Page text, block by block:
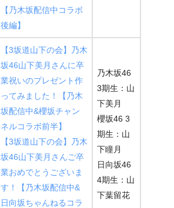
【乃木坂配信中コラボ
後編】
【3坂道山下の会】乃木
坂46山下美月さんに卒
業祝いのプレゼント作
ってみました！【乃木
坂配信中&櫻坂チャン
ネルコラボ前半】
【3坂道山下の会】乃木
坂46山下美月さんご卒
業おめでとうございま
す！【乃木坂配信中&
日向坂ちゃんねるコラ
乃木坂46
3期生：山
下美月
櫻坂46 3
期生：山
下瞳月
日向坂46
4期生：山
下葉留花